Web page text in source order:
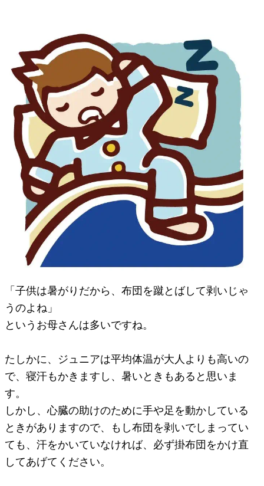
「子供は暑がりだから、布団を蹴とばして剥いじゃ
うのよね」
というお母さんは多いですね。
たしかに、ジュニアは平均体温が大人よりも高いの
で、寝汗もかきますし、暑いときもあると思いま
す。
しかし、心臓の助けのために手や足を動かしている
ときがありますので、もし布団を剥いでしまってい
ても、汗をかいていなければ、必ず掛布団をかけ直
してあげてください。